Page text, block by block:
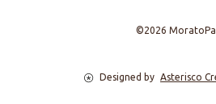
©2026
Designed by Asterisco